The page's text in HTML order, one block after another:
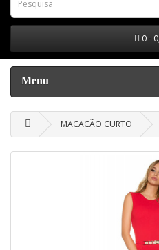
0 -
Menu
MACACÃO CURTO